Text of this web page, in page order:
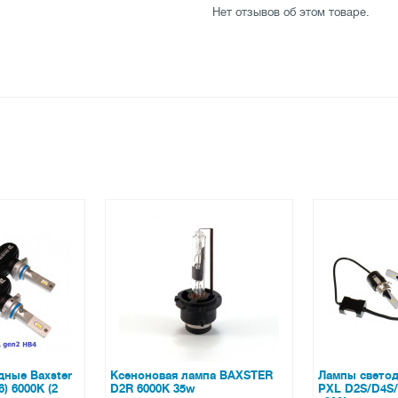
Нет отзывов об этом товаре.
BAXSTER
Лампы светодиодные Baxster
PXL D2S/D4S/D4C 6000K
Лампы
SE H3